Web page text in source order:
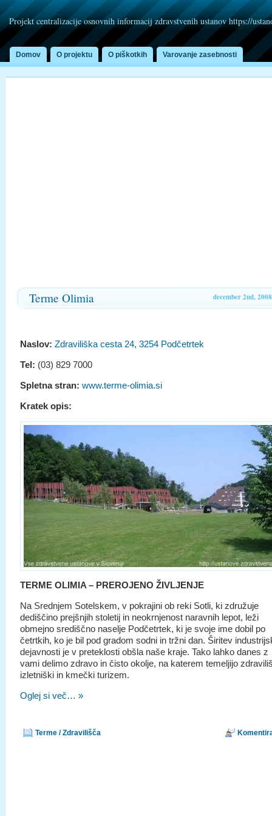
Projekt centralizacije osnovnih informacij zdravstvenih ustanov https://
Domov O projektu O piškotkih Varovanje zasebnosti
december 2nd, 2008
Terme Olimia
Naslov: Zdraviliška cesta 24, 3254 Podčetrtek
Tel: (03) 829 7000
Spletna stran: www.terme-olimia.si
Kratek opis:
TERME OLIMIA – PREROJENO ŽIVLJENJE
Na Srednjem Sotelskem, v pokrajini ob reki Sotli, ki združuje
dediščino prejšnjih stoletij in neokrnjenost naravnih lepot, leži
obmejno središčno naselje Podčetrtek, ki je svoje ime dobil po
četrtkih, ko je bil pod gradom sodni in tržni dan. Širitev
dejavnosti je v preteklosti obšla naše kraje. Tako lahko danes z
vami delimo zdravo in čisto okolje, na katerem temeljijo
izletniški in kmečki turizem.
Oglej si več… »
Terme / Zdravilišča